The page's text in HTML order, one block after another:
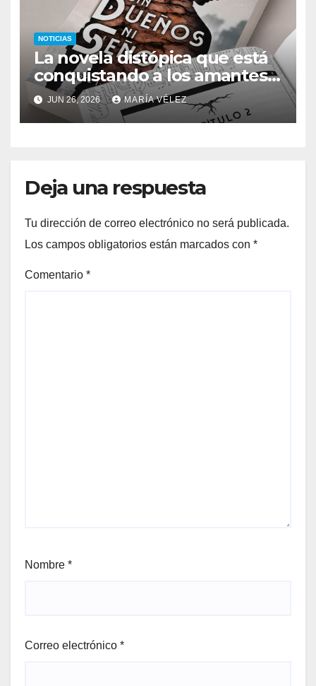
NOTICIAS
La novela distópica que está
conquistando a los amantes
del romance y la ciencia
ficción: así es Sin dueños ni
señores
JUN 26, 2026 MARÍA VÉLEZ
Deja una respuesta
Tu dirección de correo electrónico no será publicada.
Los campos obligatorios están marcados con *
Comentario *
Nombre *
Correo electrónico *